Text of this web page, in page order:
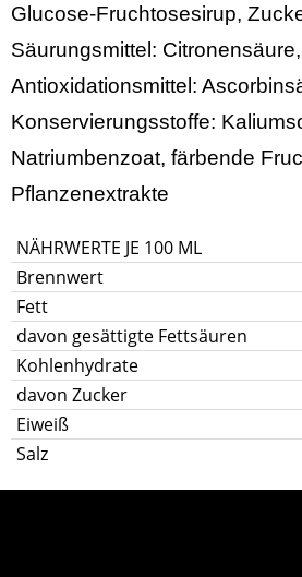
Glucose-Fruchtosesirup,
Säurungsmittel:
Antioxidationsmittel:
Konservierungsstoffe:
Natriumbenzoat, färbende
Pflanzenextrakte
NÄHRWERTE JE 100 ML
Brennwert
Fett
davon gesättigte Fettsäuren
Kohlenhydrate
davon Zucker
Eiweiß
Salz